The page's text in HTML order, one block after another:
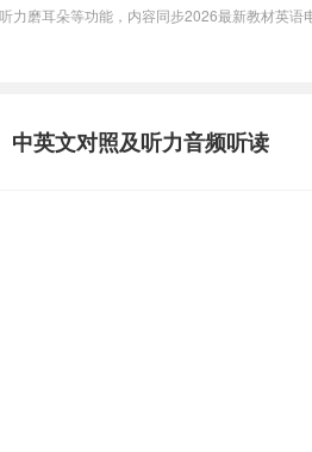
磨耳朵等功能，内容同步2026最新教材英语
英文对照及听力音频听读